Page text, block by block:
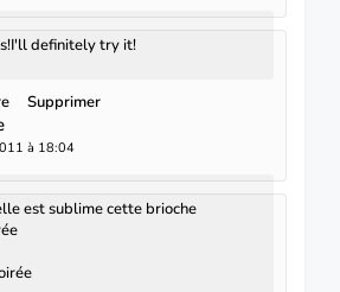
definitely try it!
Supprimer
à 18:04
est sublime cette brioche